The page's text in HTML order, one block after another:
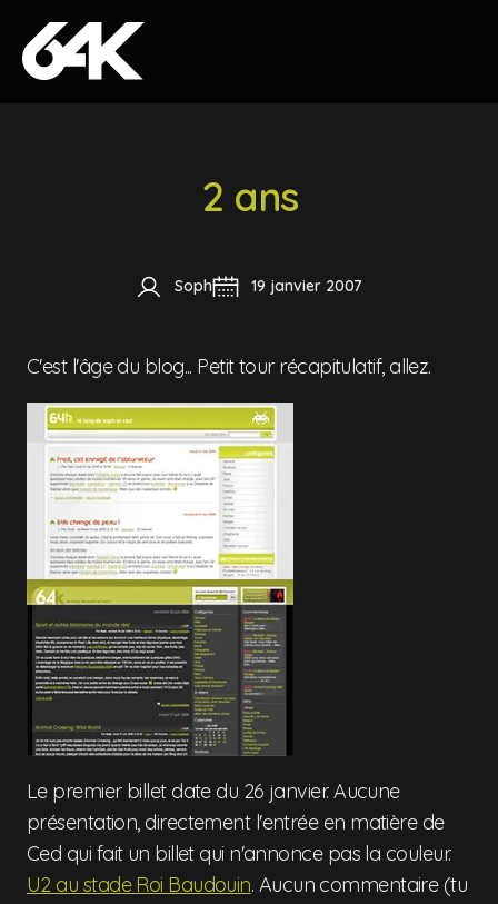
Skip to content
2 ans
Soph 19 janvier 2007
C'est l'âge du blog... Petit tour récapitulatif, allez.
Le premier billet date du 26 janvier. Aucune
présentation, directement l'entrée en matière de
Ced qui fait un billet qui n'annonce pas la couleur.
U2 au stade Roi Baudouin. Aucun commentaire (tu